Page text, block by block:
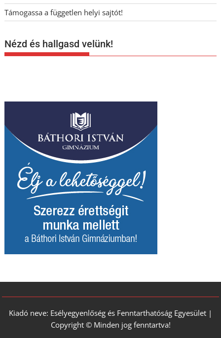
Támogassa a független helyi sajtót!
Nézd és hallgasd velünk!
Kiadó neve: Esélyegyenlőség és Fenntarthatóság Egyesület |
Copyright © Minden jog fenntartva!